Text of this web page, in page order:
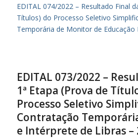
EDITAL 074/2022 – Resultado Final
Títulos) do Processo Seletivo
Temporária de Monitor de Educação
EDITAL 073/2022 –
1ª Etapa (Prova de
Processo Seletivo
Contratação
e Intérprete de Libras –